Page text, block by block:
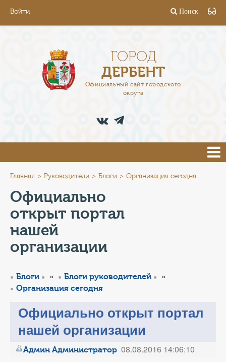
Войти Поиск
ГОРОД
ДЕРБЕНТ
Официальный сайт городского
округа
АДМИНИСТРАЦИЯ
ПРЕСС-ЦЕНТР
ТУРИСТАМ
КОНТАКТЫ
ТАРИФЫ
ГЕРОИ Z
СЛУЖБА ПО КОНТРАКТУ
Главная Руководители Блоги Организация сегодня
Официально
открыт портал
нашей
организации
Блоги » Блоги руководителей »
Организация сегодня
Официально открыт портал
нашей организации
Админ Администратор 08.08.2016 14:06:10